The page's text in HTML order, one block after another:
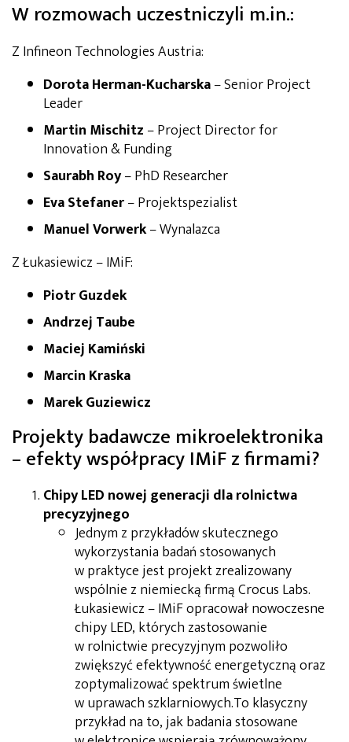
W rozmowach uczestniczyli m.in.:
Z Infineon Technologies Austria:
Dorota Herman-Kucharska– Senior Project
Leader
Martin Mischitz – Project Director for
Innovation & Funding
Saurabh Roy– PhD Researcher
Eva Stefaner– Projektspezialist
Manuel Vorwerk– Wynalazca
Z Łukasiewicz – IMiF:
Piotr Guzdek
Andrzej Taube
Maciej Kamiński
Marcin Kraska
Marek Guziewicz
Projekty badawcze mikroelektronika
– efekty współpracy IMiF z firmami?
Chipy LED nowej generacji dla rolnictwa
precyzyjnego
Jednym z przykładów skutecznego
wykorzystania badań stosowanych
w praktyce jest projekt zrealizowany
wspólnie z niemiecką firmą Crocus Labs.
Łukasiewicz – IMiF opracował nowoczesne
chipy LED, których zastosowanie
w rolnictwie precyzyjnym pozwoliło
zwiększyć efektywność energetyczną oraz
zoptymalizować spektrum świetlne
w uprawach szklarniowych.To klasyczny
przykład na to, jak badania stosowane